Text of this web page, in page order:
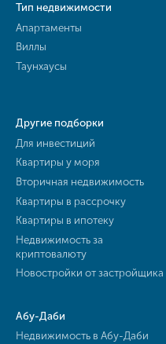
Тип недвижимости
Апартаменты
Виллы
Таунхаусы
Другие подборки
Для инвестиций
Квартиры у моря
Вторичная недвижимость
Квартиры в рассрочку
Квартиры в ипотеку
Недвижимость за
криптовалюту
Новостройки от застройщика
Абу-Даби
Недвижимость в Абу-Даби